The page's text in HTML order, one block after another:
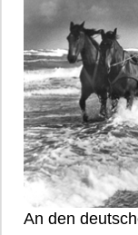
An den